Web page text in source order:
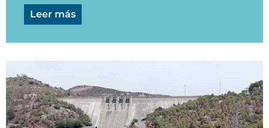
Leer más